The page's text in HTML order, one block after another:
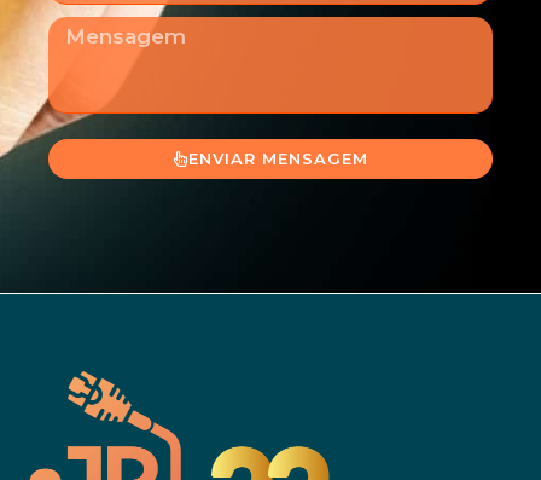
Mensagem
ENVIAR MENSAGEM